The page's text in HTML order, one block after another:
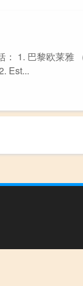
1. 巴黎欧莱雅
Est...